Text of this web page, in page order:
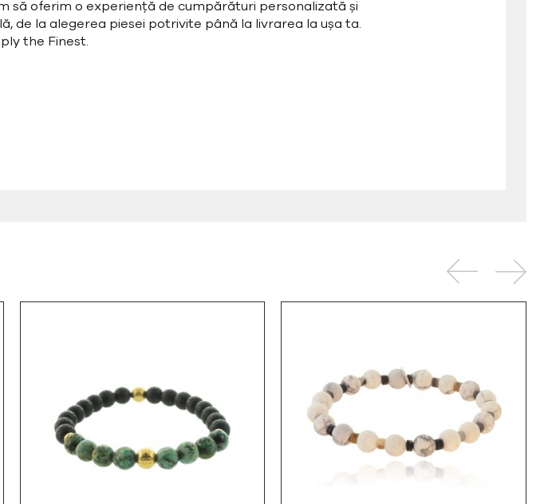
să oferim o experiență de cumpărături personalizată și
de la alegerea piesei potrivite până la livrarea la ușa ta.
the Finest.